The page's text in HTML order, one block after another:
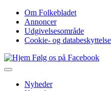
hovedindhold
Top
navigation
Om Folkebladet
Annoncer
Udgivelsesområde
Cookie- og
Følg os på Facebook
Nyheder